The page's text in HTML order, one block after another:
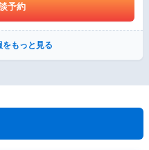
予約
もっと見る